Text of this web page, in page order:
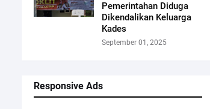
Pemerintahan Diduga
Dikendalikan Keluarga
Kades
September 01, 2025
Responsive Ads